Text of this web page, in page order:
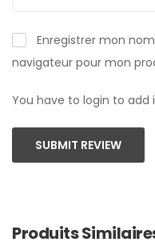
Enregistrer mon
navigateur pour mon
You have to login to add
SUBMIT REVIEW
Produits